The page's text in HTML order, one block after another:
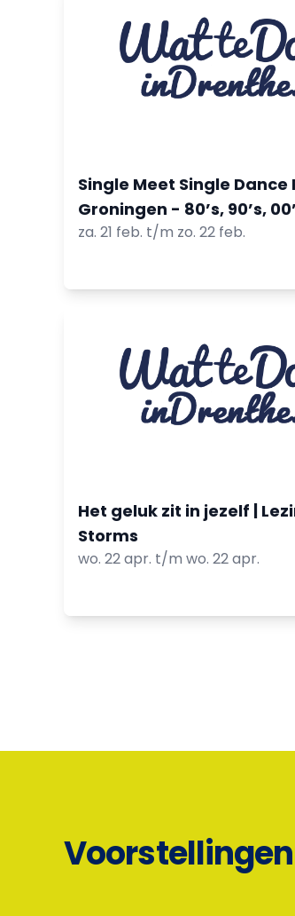
Single Meet Single Dance
Groningen - 80’s, 90’s,
za. 21 feb. t/m zo. 22 feb.
Het geluk zit in jezelf |
Storms
wo. 22 apr. t/m wo. 22 apr.